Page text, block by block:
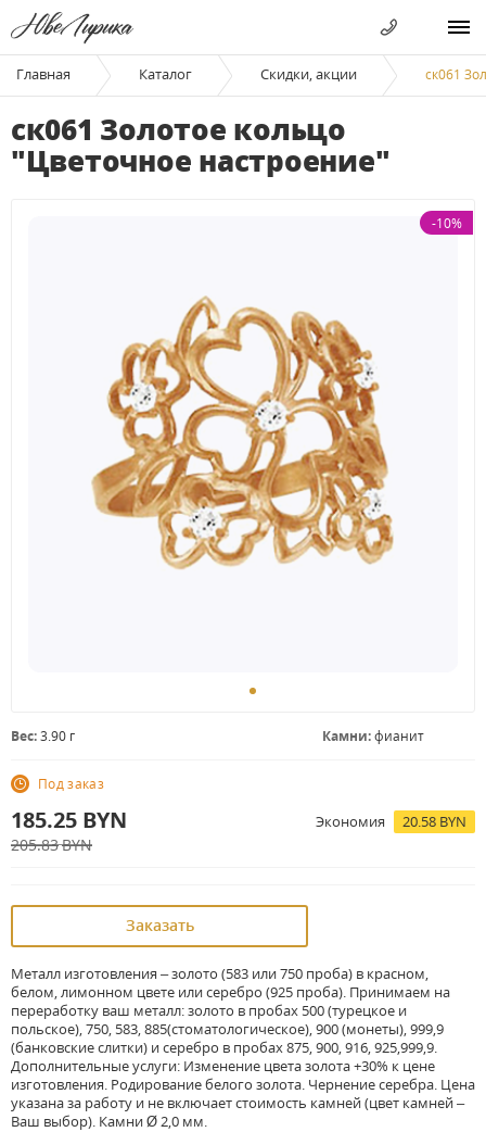
Главная Каталог Скидки, акции ск061
ск061 Золотое кольцо
"Цветочное настроение"
-10%
Вес:3.90 г Камни:фианит
Под заказ
185.25 BYN
205.83BYN
Экономия 20.58 BYN
Заказать
Металл изготовления – золото (583 или 750 проба) в красном,
белом, лимонном цвете или серебро (925 проба). Принимаем на
переработку ваш металл: золото в пробах 500 (турецкое и
польское), 750, 583, 885(стоматологическое), 900 (монеты), 999,9
(банковские слитки) и серебро в пробах 875, 900, 916, 925,999,9.
Дополнительные услуги: Изменение цвета золота +30% к цене
изготовления. Родирование белого золота. Чернение серебра. Цена
указана за работу и не включает стоимость камней (цвет камней –
Ваш выбор). Камни Ø 2,0 мм.